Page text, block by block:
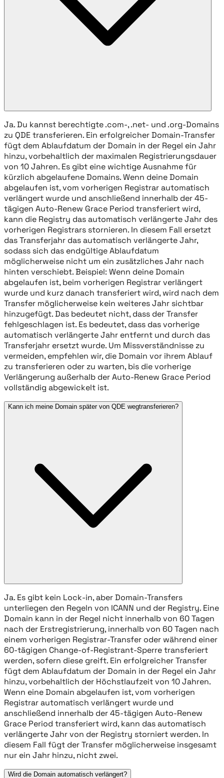
Ja. Du kannst berechtigte .com-, .net- und .org-Domains
zu QDE transferieren. Ein erfolgreicher Domain-Transfer
fügt dem Ablaufdatum der Domain in der Regel ein Jahr
hinzu, vorbehaltlich der maximalen Registrierungsdauer
von 10 Jahren. Es gibt eine wichtige Ausnahme für
kürzlich abgelaufene Domains. Wenn deine Domain
abgelaufen ist, vom vorherigen Registrar automatisch
verlängert wurde und anschließend innerhalb der 45-
tägigen Auto-Renew Grace Period transferiert wird,
kann die Registry das automatisch verlängerte Jahr des
vorherigen Registrars stornieren. In diesem Fall ersetzt
das Transferjahr das automatisch verlängerte Jahr,
sodass sich das endgültige Ablaufdatum
möglicherweise nicht um ein zusätzliches Jahr nach
hinten verschiebt. Beispiel: Wenn deine Domain
abgelaufen ist, beim vorherigen Registrar verlängert
wurde und kurz danach transferiert wird, wird nach dem
Transfer möglicherweise kein weiteres Jahr sichtbar
hinzugefügt. Das bedeutet nicht, dass der Transfer
fehlgeschlagen ist. Es bedeutet, dass das vorherige
automatisch verlängerte Jahr entfernt und durch das
Transferjahr ersetzt wurde. Um Missverständnisse zu
vermeiden, empfehlen wir, die Domain vor ihrem Ablauf
zu transferieren oder zu warten, bis die vorherige
Verlängerung außerhalb der Auto-Renew Grace Period
vollständig abgewickelt ist.
Kann ich meine Domain später von QDE wegtransferieren?
Ja. Es gibt kein Lock-in, aber Domain-Transfers
unterliegen den Regeln von ICANN und der Registry. Eine
Domain kann in der Regel nicht innerhalb von 60 Tagen
nach der Erstregistrierung, innerhalb von 60 Tagen nach
einem vorherigen Registrar-Transfer oder während einer
60-tägigen Change-of-Registrant-Sperre transferiert
werden, sofern diese greift. Ein erfolgreicher Transfer
fügt dem Ablaufdatum der Domain in der Regel ein Jahr
hinzu, vorbehaltlich der Höchstlaufzeit von 10 Jahren.
Wenn eine Domain abgelaufen ist, vom vorherigen
Registrar automatisch verlängert wurde und
anschließend innerhalb der 45-tägigen Auto-Renew
Grace Period transferiert wird, kann das automatisch
verlängerte Jahr von der Registry storniert werden. In
diesem Fall fügt der Transfer möglicherweise insgesamt
nur ein Jahr hinzu, nicht zwei.
Wird die Domain automatisch verlängert?